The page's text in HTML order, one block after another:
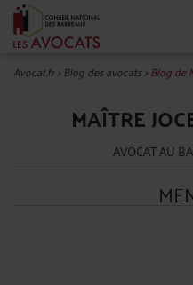
Avocat.fr>Blog des avocats>Blog de
MAÎTRE
AVOCAT AU